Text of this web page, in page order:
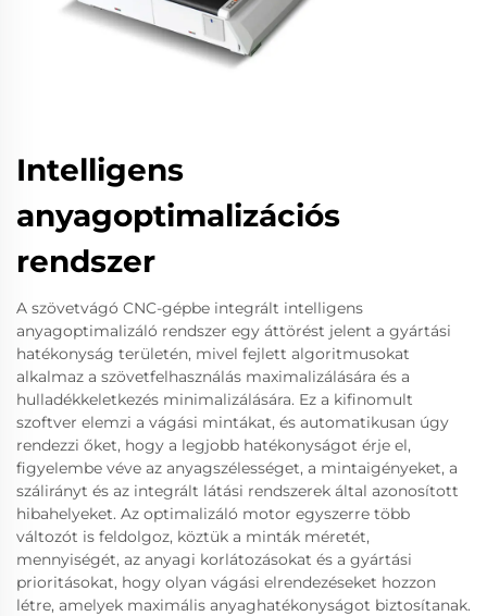
Intelligens
anyagoptimalizációs
rendszer
A szövetvágó CNC-gépbe integrált intelligens
anyagoptimalizáló rendszer egy áttörést jelent a gyártási
hatékonyság területén, mivel fejlett algoritmusokat
alkalmaz a szövetfelhasználás maximalizálására és a
hulladékkeletkezés minimalizálására. Ez a kifinomult
szoftver elemzi a vágási mintákat, és automatikusan úgy
rendezzi őket, hogy a legjobb hatékonyságot érje el,
figyelembe véve az anyagszélességet, a mintaigényeket, a
szálirányt és az integrált látási rendszerek által azonosított
hibahelyeket. Az optimalizáló motor egyszerre több
változót is feldolgoz, köztük a minták méretét,
mennyiségét, az anyagi korlátozásokat és a gyártási
prioritásokat, hogy olyan vágási elrendezéseket hozzon
létre, amelyek maximális anyaghatékonyságot biztosítanak.